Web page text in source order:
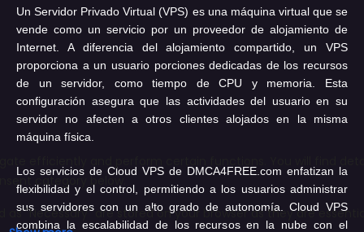
Un Servidor Privado Virtual (VPS) es una máquina virtual que se
vende como un servicio por un proveedor de alojamiento de
Internet. A diferencia del alojamiento compartido, un VPS
proporciona a un usuario porciones dedicadas de los recursos
de un servidor, como tiempo de CPU y memoria. Esta
configuración asegura que las actividades del usuario en su
servidor no afecten a otros clientes alojados en la misma
máquina física.
Los servicios de Cloud VPS de DMCA4FREE.com enfatizan la
flexibilidad y el control, permitiendo a los usuarios administrar
sus servidores con un alto grado de autonomía. Cloud VPS
combina la escalabilidad de los recursos en la nube con el